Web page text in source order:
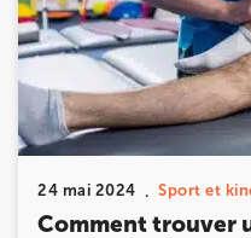
24 mai 2024 Sport et
Comment trouver